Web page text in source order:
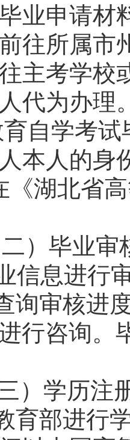
业申请材
往所属市
主考学校
代为办理
自学考
本人的身
《湖北省
毕业审核
信息进行
询审核进
行咨询。
学历注册
育部进行